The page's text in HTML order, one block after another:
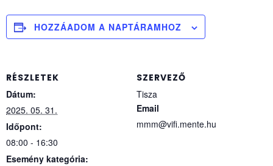
HOZZÁADOM A NAPTÁRAMHOZ
RÉSZLETEK
Dátum:
2025. 05. 31.
Időpont:
08:00 - 16:30
Esemény kategória:
SZERVEZŐ
Tisza
Email
mmm@vifi.mente.hu